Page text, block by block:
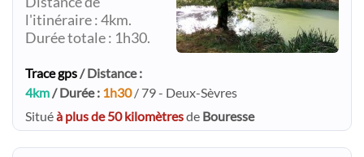
l'itinéraire : 4km.
Durée totale : 1h30.
Trace gps/ Distance :
4km/ Durée : 1h30/ 79 - Deux-Sèvres
Situéà plus de 50 kilomètresde Bouresse